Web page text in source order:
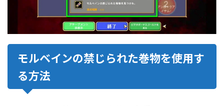
モルベインの禁じられた巻物を使用す
る方法